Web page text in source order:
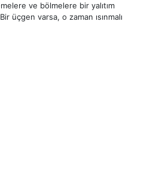
ve bölmelere bir yalıtım
üçgen varsa, o zaman ısınmalı